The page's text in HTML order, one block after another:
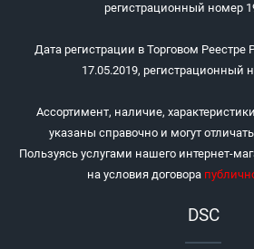
регистрационный номер
Дата регистрации в Торговом Реестре
17.05.2019, регистрационный
Ассортимент, наличие,
указаны справочно и могут
Пользуясь услугами нашего интернет-
на условия договора
DSC